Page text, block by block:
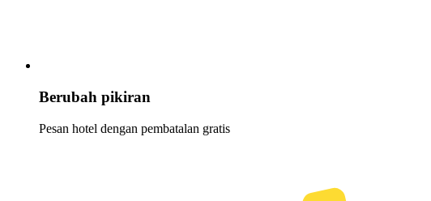
Berubah pikiran
Pesan hotel dengan pembatalan gratis